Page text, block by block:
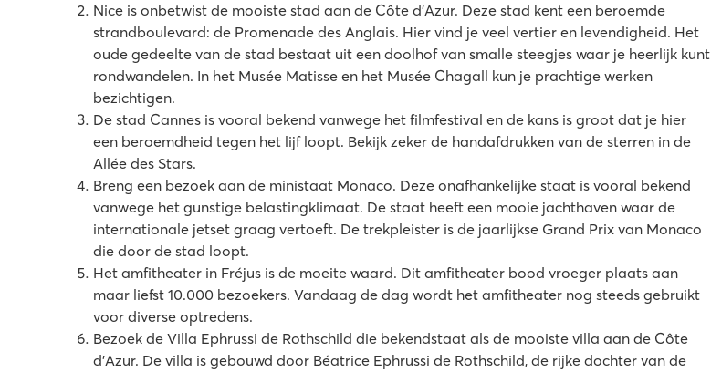
Nice is onbetwist de mooiste stad aan de Côte d'Azur. Deze stad kent een beroemde
strandboulevard: de Promenade des Anglais. Hier vind je veel vertier en levendigheid. Het
oude gedeelte van de stad bestaat uit een doolhof van smalle steegjes waar je heerlijk kunt
rondwandelen. In het Musée Matisse en het Musée Chagall kun je prachtige werken
bezichtigen.
De stad Cannes is vooral bekend vanwege het filmfestival en de kans is groot dat je hier
een beroemdheid tegen het lijf loopt. Bekijk zeker de handafdrukken van de sterren in de
Allée des Stars.
Breng een bezoek aan de ministaat Monaco. Deze onafhankelijke staat is vooral bekend
vanwege het gunstige belastingklimaat. De staat heeft een mooie jachthaven waar de
internationale jetset graag vertoeft. De trekpleister is de jaarlijkse Grand Prix van Monaco
die door de stad loopt.
Het amfitheater in Fréjus is de moeite waard. Dit amfitheater bood vroeger plaats aan
maar liefst 10.000 bezoekers. Vandaag de dag wordt het amfitheater nog steeds gebruikt
voor diverse optredens.
Bezoek de Villa Ephrussi de Rothschild die bekendstaat als de mooiste villa aan de Côte
d’Azur. De villa is gebouwd door Béatrice Ephrussi de Rothschild, de rijke dochter van de